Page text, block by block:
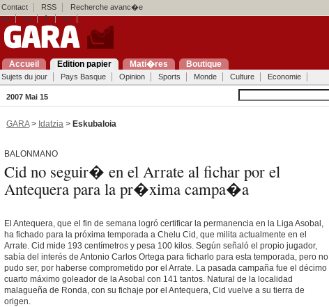
Contact RSS Recherche avanc�e
eu
es fr en
Accueil Edition papier Mati�res Boutique
Sujets du jour Pays Basque Opinion Sports Monde Culture Economie
2007 Mai 15
GARA> Idatzia > Eskubaloia
BALONMANO
Cid no seguir� en el Arrate al fichar por el
Antequera para la pr�xima campa�a
El Antequera, que el fin de semana logró certificar la permanencia en la Liga Asobal,
ha fichado para la próxima temporada a Chelu Cid, que milita actualmente en el
Arrate. Cid mide 193 centímetros y pesa 100 kilos. Según señaló el propio jugador,
sabía del interés de Antonio Carlos Ortega para ficharlo para esta temporada, pero no
pudo ser, por haberse comprometido por el Arrate. La pasada campaña fue el décimo
cuarto máximo goleador de la Asobal con 141 tantos. Natural de la localidad
malagueña de Ronda, con su fichaje por el Antequera, Cid vuelve a su tierra de
origen.